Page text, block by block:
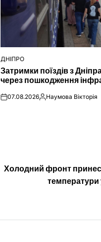
ОПУБЛІКУВАТИ
У
ДНІПРО
Затримки поїздів з
через пошкодження
on07.08.2026Опубліковано
Наумова Вікторія
Холодний фронт
температури